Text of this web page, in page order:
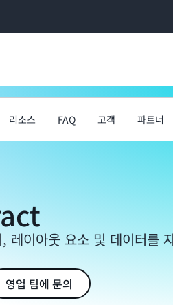
리소스 FAQ 고객 파트너
레이아웃 요소 및 데이터를
영업 팀에 문의